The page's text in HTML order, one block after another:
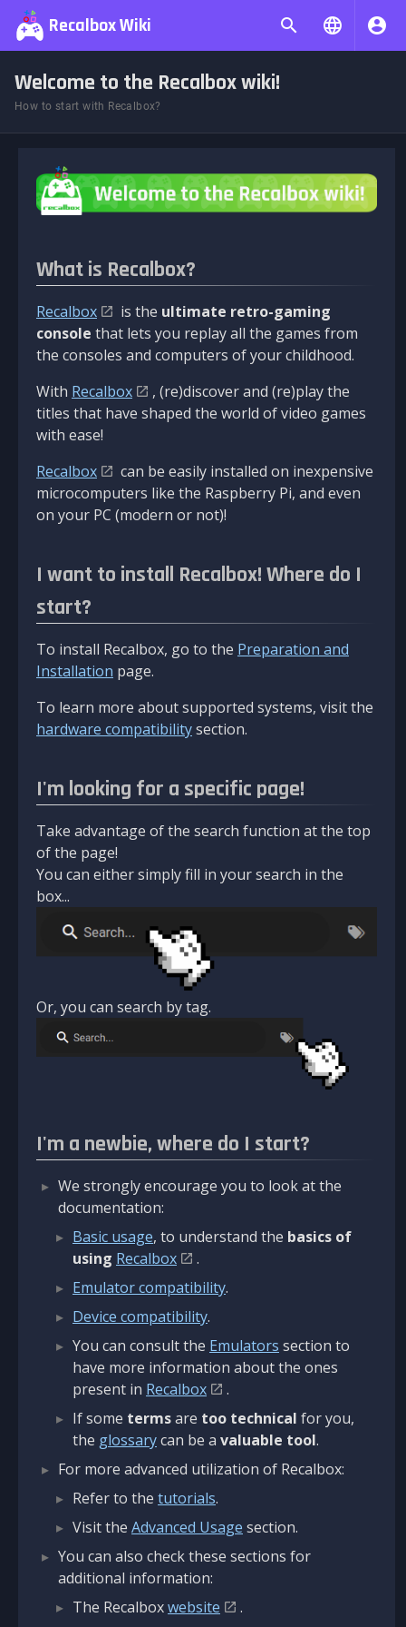
Recalbox Wiki
Welcome to the Recalbox wiki!
How to start with Recalbox?
What is Recalbox?
Recalbox is the ultimate retro-gaming
console that lets you replay all the games from
the consoles and computers of your childhood.
With Recalbox
, (re)discover and (re)play the
titles that have shaped the world of video games
with ease!
Recalbox
can be easily installed on inexpensive
microcomputers like the Raspberry Pi, and even
on your PC (modern or not)!
I want to install Recalbox! Where do I
start?
To install Recalbox, go to the Preparation and
Installation page.
To learn more about supported systems, visit the
hardware compatibilitysection.
I'm looking for a specific page!
Take advantage of the search function at the top
of the page!
You can either simply fill in your search in the
box...
Or, you can search by tag.
I'm a newbie, where do I start?
We strongly encourage you to look at the
documentation:
Basic usage, to understand the basics of
using Recalbox
.
Emulator compatibility.
Device compatibility.
You can consult the Emulators section to
have more information about the ones
present in Recalbox
.
If some termsare too technical for you,
the glossarycan be a valuable tool.
For more advanced utilization of Recalbox:
Refer to the tutorials.
Visit the Advanced Usage section.
You can also check these sections for
additional information:
The Recalboxwebsite
.